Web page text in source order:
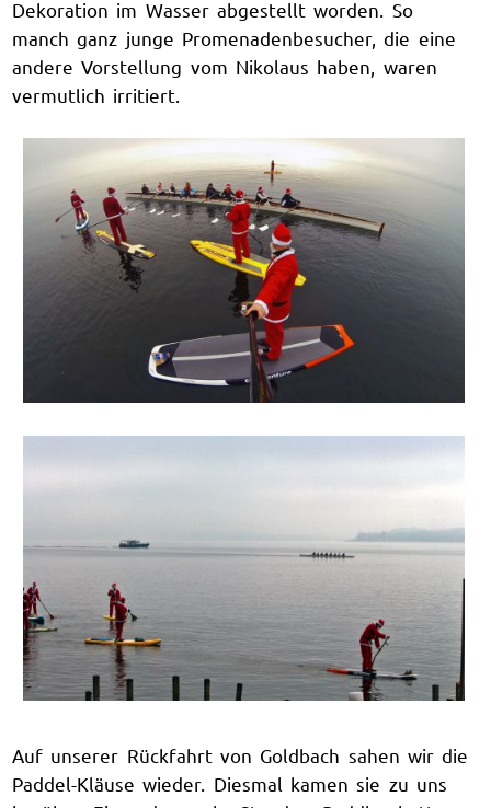
Dekoration im Wasser abgestellt worden. So
manch ganz junge Promenadenbesucher, die eine
andere Vorstellung vom Nikolaus haben, waren
vermutlich irritiert.
Auf unserer Rückfahrt von Goldbach sahen wir die
Paddel-Kläuse wieder. Diesmal kamen sie zu uns